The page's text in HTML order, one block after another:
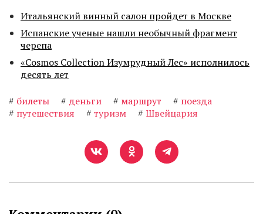
Итальянский винный салон пройдет в Москве
Испанские ученые нашли необычный фрагмент
черепа
«Cosmos Collection Изумрудный Лес» исполнилось
десять лет
# билеты # деньги # маршрут # поезда
# путешествия # туризм # Швейцария